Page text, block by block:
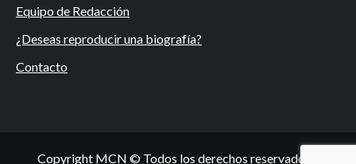
Equipo de Redacción
¿Deseas reproducir una biografía?
Contacto
Copyright MCN © Todos los derechos reservados.